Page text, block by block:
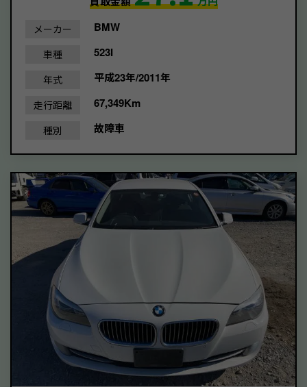
メーカー BMW
車種 523I
年式 平成23年/2011年
走行距離 67,349Km
種別 故障車